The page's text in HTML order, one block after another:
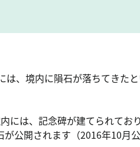
は、境内に隕石が落ちてきた
には、記念碑が建てられてお
公開されます（2016年10月公